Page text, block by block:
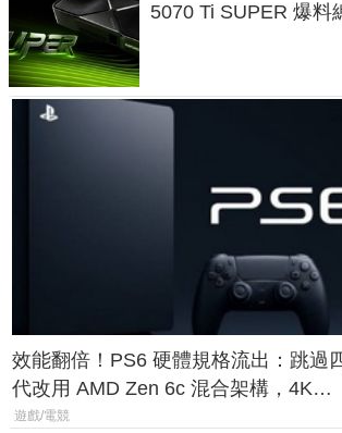
5070 Ti SUPER 爆料
效能翻倍！PS6 硬體規格流出：跳過
代改用 AMD Zen 6c 混合架構，4K
120fps 與全光追時代來臨
遊戲/電競